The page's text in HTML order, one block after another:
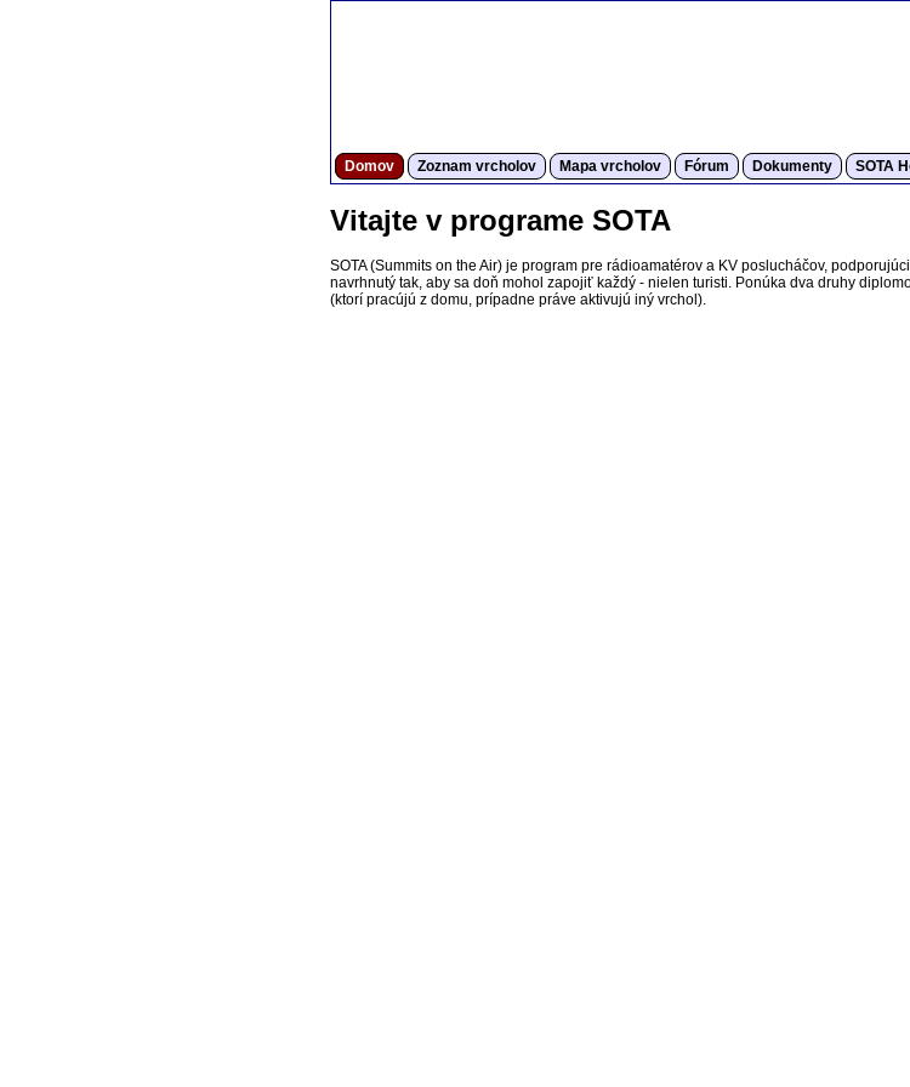
Domov Zoznam vrcholov Mapa vrcholov Fórum Dokumenty SOTA
Vitajte v programe SOTA
SOTA (Summits on the Air) je program pre rádioamatérov a KV poslucháčov,
navrhnutý tak, aby sa doň mohol zapojiť každý - nielen turisti. Ponúka dva druhy
(ktorí pracújú z domu, prípadne práve aktivujú iný vrchol).